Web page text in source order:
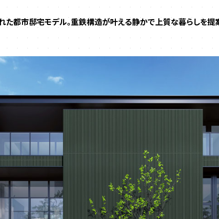
た都市邸宅モデル。重鉄構造が叶える静かで上質な暮らしを提